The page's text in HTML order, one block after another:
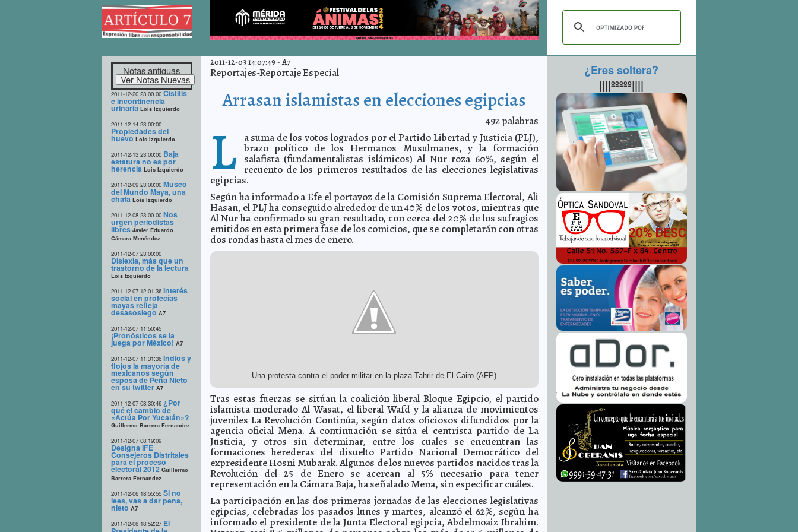
Notas antiguas
2011-12-20 23:00:00 Cistitis
e incontinencia
urinaria Lois Izquierdo
2011-12-14 23:00:00
Propiedades del
huevo Lois Izquierdo
2011-12-13 23:00:00 Baja
estatura no es por
herencia Lois Izquierdo
2011-12-09 23:00:00 Museo
del Mundo Maya, una
chafa Lois Izquierdo
2011-12-08 23:00:00 Nos
urgen periodistas
libres Javier Eduardo
Cámara Menéndez
2011-12-07 23:00:00
Dislexia, más que un
trastorno de la lectura
Lois Izquierdo
2011-12-07 12:01:36 Interés
social en profecías
mayas refleja
desasosiego A7
2011-12-07 11:50:45
¡Pronósticos se la
juega por México! A7
2011-12-07 11:31:36 Indios y
flojos la mayoría de
mexicanos según
esposa de Peña Nieto
en su twitter A7
2011-12-07 08:30:46 ¿Por
qué el cambio de
«Actúa Por Yucatán»?
Guillermo Barrera Fernandez
2011-12-07 08:19:09
Designa IFE
Consejeros Distritales
para el proceso
electoral 2012 Guillermo
Barrera Fernandez
2011-12-06 18:55:55 Si no
lees, vas a dar pena,
nieto A7
2011-12-06 18:52:27 El
2011-12-03 14:07:49 -A7
Reportajes-Reportaje Especial
Arrasan islamistas en elecciones egipcias
492palabras
L a suma de los votos logrados por el Partido Libertad y Justicia (PLJ),
brazo político de los Hermanos Musulmanes, y la formación
salafista (fundamentalistas islámicos) Al Nur roza 60%, según el
recuento de los primeros resultados de las elecciones legislativas
egipcias.
Según ha informado a Efe el portavoz de la Comisión Suprema Electoral, Ali
Hasan, el PLJ ha conseguido alrededor de un 40% de los votos, mientras que
Al Nur ha confirmado su gran resultado, con cerca del 20% de los sufragios
emitidos en esta primera fase de los comicios, que se completarán con otras
dos rondas hasta el mes de enero.
Una protesta contra el poder militar en la plaza Tahrir de El Cairo (AFP)
Tras estas fuerzas se sitúan la coalición liberal Bloque Egipcio, el partido
islamista moderado Al Wasat, el liberal Wafd y la alianza de movimientos
juveniles La Revolución Continúa, según datos oficiosos difundidos por la
agencia oficial Mena. A continuación se sitúa el centrista partido de La
Justicia, y otros sin determinar, entre los cuales se encuentran las
formaciones herederas del disuelto Partido Nacional Democrático del
expresidente Hosni Mubarak. Algunos de los nuevos partidos nacidos tras la
Revolución del 25 de Enero se acercan al 5% necesario para tener
representación en la Cámara Baja, ha señalado Mena, sin especificar cuáles.
La participación en las dos primeras jornadas de las elecciones legislativas
egipcias, celebradas los pasados lunes y martes, alcanzó el 62%, según ha
informado el presidente de la Junta Electoral egipcia, Abdelmoaiz Ibrahim.
¿Eres soltera?
||||ººººº||||